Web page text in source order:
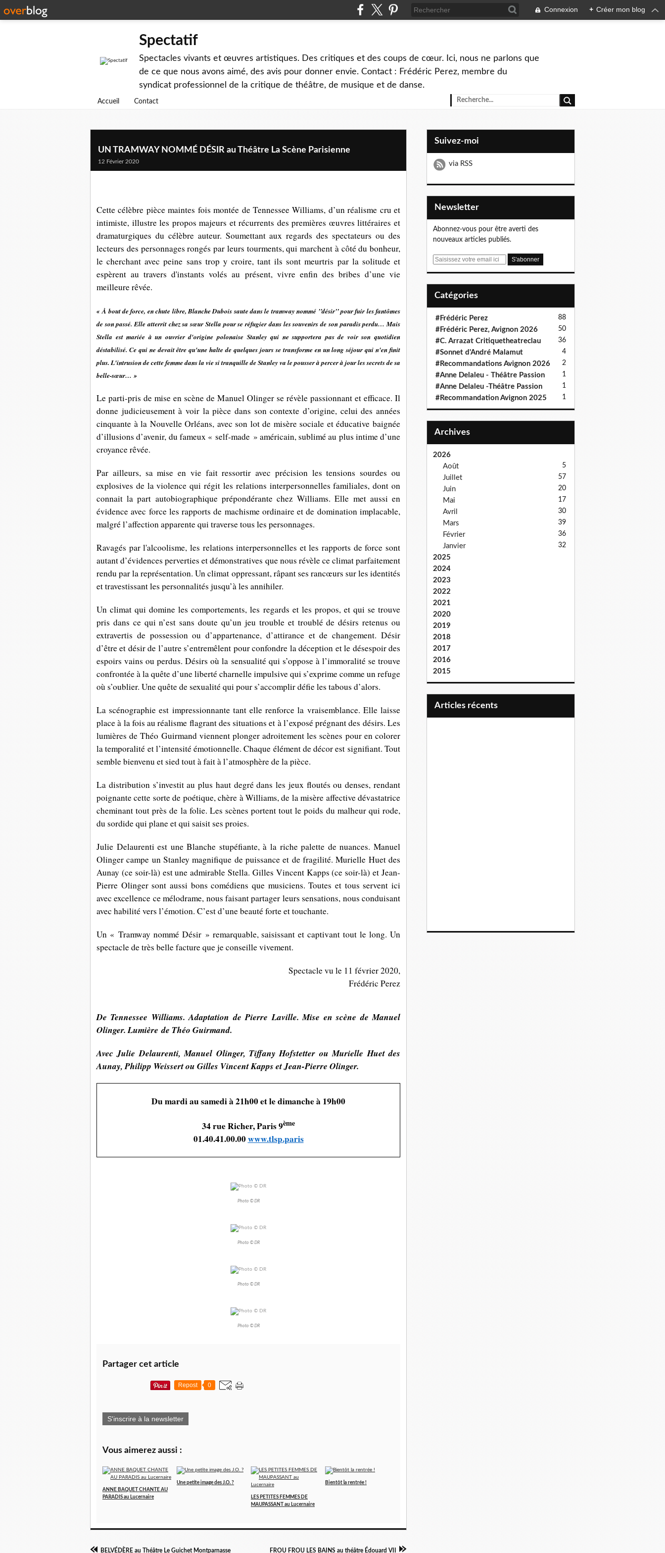
Connexion + Créer mon blog
Spectatif
Spectacles vivants et œuvres artistiques. Des critiques et des coups de cœur. Ici, nous ne parlons que
de ce que nous avons aimé, des avis pour donner envie. Contact : Frédéric Perez, membre du
syndicat professionnel de la critique de théâtre, de musique et de danse.
Accueil Contact
UN TRAMWAY NOMMÉ DÉSIR au Théâtre La Scène Parisienne
12 Février 2020
Cette célèbre pièce maintes fois montée de Tennessee Williams, d’un réalisme cru et
intimiste, illustre les propos majeurs et récurrents des premières œuvres littéraires et
dramaturgiques du célèbre auteur. Soumettant aux regards des spectateurs ou des
lecteurs des personnages rongés par leurs tourments, qui marchent à côté du bonheur,
le cherchant avec peine sans trop y croire, tant ils sont meurtris par la solitude et
espèrent au travers d'instants volés au présent, vivre enfin des bribes d’une vie
meilleure rêvée.
« À bout de force, en chute libre, Blanche Dubois saute dans le tramway nommé ’’désir’’ pour fuir les fantômes
de son passé. Elle atterrit chez sa sœur Stella pour se réfugier dans les souvenirs de son paradis perdu… Mais
Stella est mariée à un ouvrier d'origine polonaise Stanley qui ne supportera pas de voir son quotidien
déstabilisé. Ce qui ne devait être qu'une halte de quelques jours se transforme en un long séjour qui n'en finit
plus. L'intrusion de cette femme dans la vie si tranquille de Stanley va le pousser à percer à jour les secrets de sa
belle-sœur… »
Le parti-pris de mise en scène de Manuel Olinger se révèle passionnant et efficace. Il
donne judicieusement à voir la pièce dans son contexte d’origine, celui des années
cinquante à la Nouvelle Orléans, avec son lot de misère sociale et éducative baignée
d’illusions d’avenir, du fameux « self-made » américain, sublimé au plus intime d’une
croyance rêvée.
Par ailleurs, sa mise en vie fait ressortir avec précision les tensions sourdes ou
explosives de la violence qui régit les relations interpersonnelles familiales, dont on
connait la part autobiographique prépondérante chez Williams. Elle met aussi en
évidence avec force les rapports de machisme ordinaire et de domination implacable,
malgré l’affection apparente qui traverse tous les personnages.
Ravagés par l'alcoolisme, les relations interpersonnelles et les rapports de force sont
autant d’évidences perverties et démonstratives que nous révèle ce climat parfaitement
rendu par la représentation. Un climat oppressant, râpant ses rancœurs sur les identités
et travestissant les personnalités jusqu’à les annihiler.
Un climat qui domine les comportements, les regards et les propos, et qui se trouve
pris dans ce qui n’est sans doute qu’un jeu trouble et troublé de désirs retenus ou
extravertis de possession ou d’appartenance, d’attirance et de changement. Désir
d’être et désir de l’autre s’entremêlent pour confondre la déception et le désespoir des
espoirs vains ou perdus. Désirs où la sensualité qui s’oppose à l’immoralité se trouve
confrontée à la quête d’une liberté charnelle impulsive qui s’exprime comme un refuge
où s’oublier. Une quête de sexualité qui pour s’accomplir défie les tabous d’alors.
La scénographie est impressionnante tant elle renforce la vraisemblance. Elle laisse
place à la fois au réalisme flagrant des situations et à l’exposé prégnant des désirs. Les
lumières deThéo Guirmandviennent plonger adroitement les scènes pour en colorer
la temporalité et l’intensité émotionnelle. Chaque élément de décor est signifiant. Tout
semble bienvenu et sied tout à fait à l’atmosphère de la pièce.
La distribution s’investit au plus haut degré dans les jeux floutés ou denses, rendant
poignante cette sorte de poétique, chère à Williams, de la misère affective dévastatrice
cheminant tout près de la folie. Les scènes portent tout le poids du malheur qui rode,
du sordide qui plane et qui saisit ses proies.
Julie Delaurenti est une Blanche stupéfiante, à la riche palette de nuances. Manuel
Olinger campe un Stanley magnifique de puissance et de fragilité. Murielle Huet des
Aunay (ce soir-là) est une admirable Stella. Gilles Vincent Kapps (ce soir-là) et Jean-
Pierre Olinger sont aussi bons comédiens que musiciens. Toutes et tous servent ici
avec excellence ce mélodrame, nous faisant partager leurs sensations, nous conduisant
avec habilité vers l’émotion. C’est d’une beauté forte et touchante.
Un « Tramway nommé Désir » remarquable, saisissant et captivant tout le long. Un
spectacle de très belle facture que je conseille vivement.
Spectacle vu le 11 février 2020,
Frédéric Perez
De Tennessee Williams. Adaptation de Pierre Laville. Mise en scène de Manuel
Olinger. Lumière de Théo Guirmand.
AvecJulie Delaurenti, Manuel Olinger, Tiffany Hofstetter ou Murielle Huet des
Aunay, Philipp Weissert ou Gilles Vincent Kapps et Jean-Pierre Olinger.
Du mardi au samedi à 21h00 et le dimanche à 19h00
34 rue Richer, Paris 9ème
01.40.41.00.00www.tlsp.paris
Photo © DR
Photo © DR
Photo © DR
Photo © DR
Partager cet article
Repost 0
S'inscrire à la newsletter
Vous aimerez aussi :
ANNE BAQUET CHANTE AU
PARADIS au Lucernaire
Une petite image des J.O. ?
LES PETITES FEMMES DE
MAUPASSANT au Lucernaire
Bientôt la rentrée !
BELVÉDÈRE au Théâtre Le Guichet Montparnasse FROU FROU LES BAINS au théâtre Édouard VII
Suivez-moi
via RSS
Newsletter
Abonnez-vous pour être averti des
nouveaux articles publiés.
E
Catégories
#Frédéric Perez 88
#Frédéric Perez, Avignon 2026 50
#C. Arrazat Critiquetheatreclau 36
#Sonnet d'André Malamut 4
#Recommandations Avignon 2026 2
#Anne Delaleu - Théâtre Passion 1
#Anne Delaleu -Théâtre Passion 1
#Recommandation Avignon 2025 1
Archives
2026
Août
5
Juillet 57
Juin 20
Mai 17
Avril 30
Mars 39
Février 36
Janvier 32
2025
2024
2023
2022
2021
2020
2019
2018
2017
2016
2015
articles récents